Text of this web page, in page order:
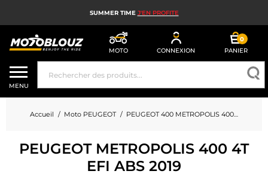
SUMMER TIME J'EN PROFITE
MOTO CONNEXION
0
PANIER
CASQUE MOTO
ÉQUIPEMENT MOTO HOMME
ÉQUIPEMENT MOTO FEMME
MX, ENDURO ET TRIAL
HIGH TECH MOTO
MENU
Accueil Moto PEUGEOT PEUGEOT 400 METROPOLIS 400 4T EFI ABS
PEUGEOT METROPOLIS 400 4T
EFI ABS 2019